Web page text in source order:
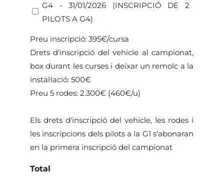
G4 - 31/01/2026 (INSCRIPCIÓ DE 2
PILOTS A G4)
Preu inscripció: 395€/cursa
Drets d'inscripció del vehicle al campionat,
box durant les curses i deixar un remolc a la
instal·lació: 500€
Preu 5 rodes: 2.300€ (460€/u)
Els drets d'inscripció del vehicle, les rodes i
les inscripcions dels pilots a la G1 s'abonaran
en la primera inscripció del campionat
Total